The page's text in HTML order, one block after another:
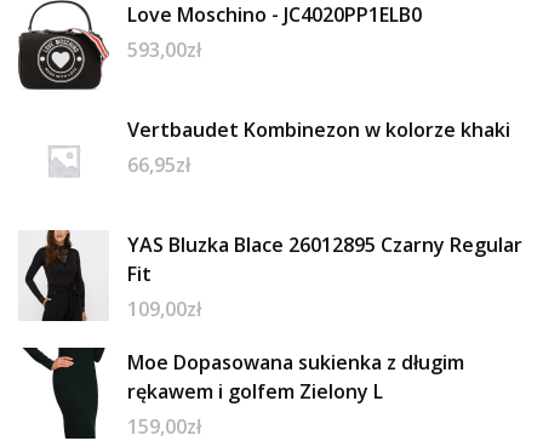
Love Moschino - JC4020PP1ELB0
593,00zł
Vertbaudet Kombinezon w kolorze khaki
66,95zł
YAS Bluzka Blace 26012895 Czarny Regular
Fit
109,00zł
Moe Dopasowana sukienka z długim
rękawem i golfem Zielony L
159,00zł